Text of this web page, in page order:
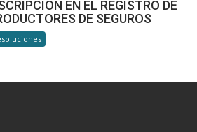
EN EL REGISTRO DE
DE SEGUROS